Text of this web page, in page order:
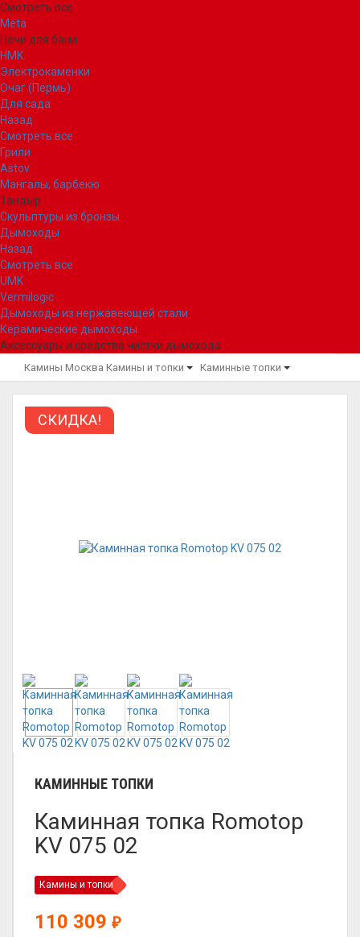
Смотреть все
Meta
Печи для бани
НМК
Электрокаменки
Очаг (Пермь)
Для сада
Назад
Смотреть все
Грили
Astov
Мангалы, барбекю
Тандыр
Скульптуры из бронзы
Дымоходы
Назад
Смотреть все
UMK
Vermilogic
Дымоходы из нержавеющей стали
Керамические дымоходы
Аксессуары и средства чистки дымохода
Камины Москва Камины и топки Каминные топки
СКИДКА!
КАМИННЫЕ ТОПКИ
Каминная топка Romotop
KV 075 02
Камины и топки
110 309 ₽